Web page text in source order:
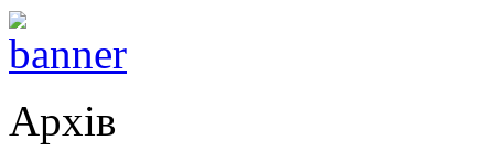
Архів